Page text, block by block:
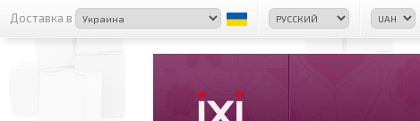
Доставка в